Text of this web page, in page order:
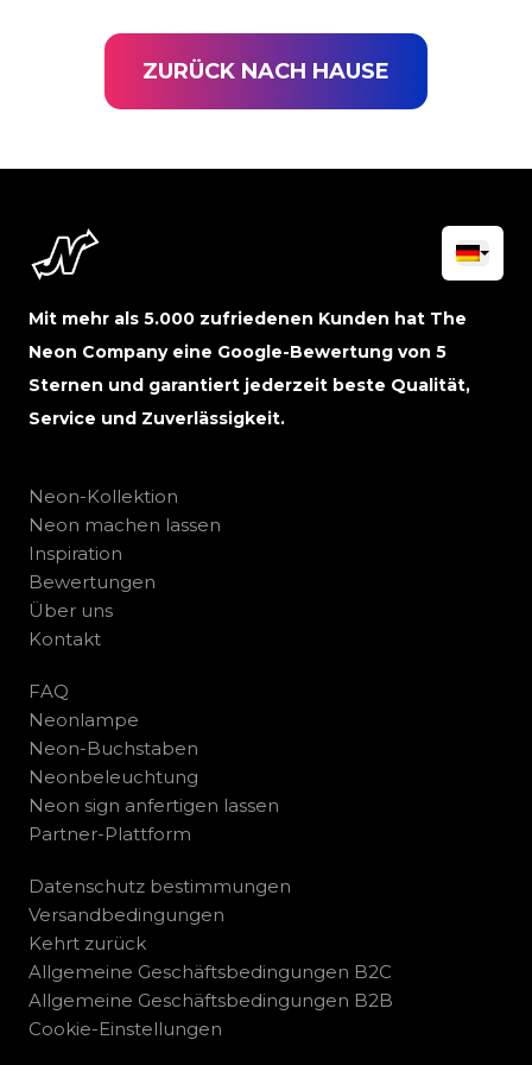
ZURÜCK NACH HAUSE
Mit mehr als 5.000 zufriedenen Kunden hat The
Neon Company eine Google-Bewertung von 5
Sternen und garantiert jederzeit beste Qualität,
Service und Zuverlässigkeit.
Neon-Kollektion
Neon machen lassen
Inspiration
Bewertungen
Über uns
Kontakt
FAQ
Neonlampe
Neon-Buchstaben
Neonbeleuchtung
Neon sign anfertigen lassen
Partner-Plattform
Datenschutz bestimmungen
Versandbedingungen
Kehrt zurück
Allgemeine Geschäftsbedingungen B2C
Allgemeine Geschäftsbedingungen B2B
Cookie-Einstellungen